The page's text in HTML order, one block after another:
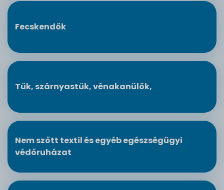
Fecskendők
Tűk, szárnyastűk, vénakanülök,
Nem szőtt textil és egyéb egészségügyi
védőruházat